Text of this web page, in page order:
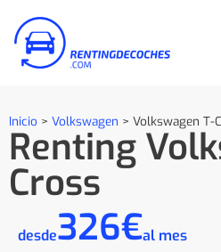
Inicio > Volkswagen > Volkswagen T-
Renting
Cross
desde326€al mes